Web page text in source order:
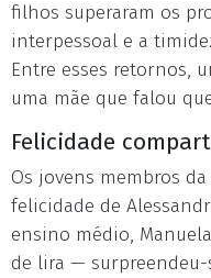
filhos superaram os
interpessoal e a
Entre esses retornos,
uma mãe que falou
Felicidade
Os jovens membros
felicidade de
ensino médio,
de lira — surpreendeu-